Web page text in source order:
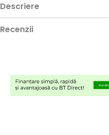
Descriere
Recenzii